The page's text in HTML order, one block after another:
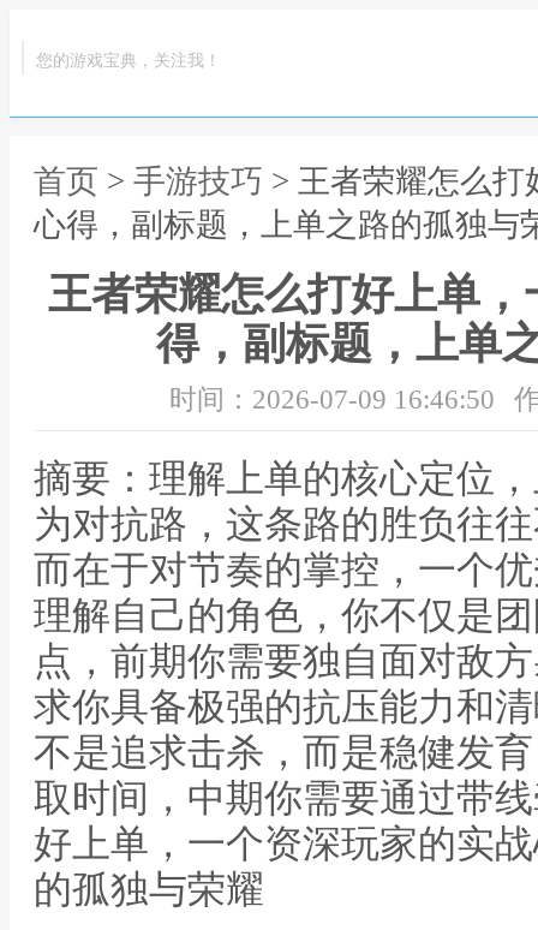
您的游戏宝典，关注我！
首页 > 手游技巧 > 王者荣耀怎么
心得，副标题，上单之路的孤独与
王者荣耀怎么打好上单
得，副标题，上单
时间：2026-07-09 16:46:50
摘要：理解上单的核心定位
为对抗路，这条路的胜负往
而在于对节奏的掌控，一个
理解自己的角色，你不仅是
点，前期你需要独自面对敌
求你具备极强的抗压能力和
不是追求击杀，而是稳健发
取时间，中期你需要通过带
好上单，一个资深玩家的实
的孤独与荣耀